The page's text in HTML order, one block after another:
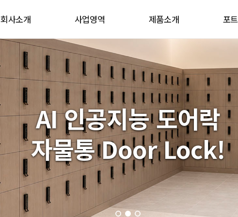
회사소개
인사말
오시는 길
사업영역
사업영역
제품소개
기타제품
포
AI 인공지능 도어락
자물통 Door Lock!